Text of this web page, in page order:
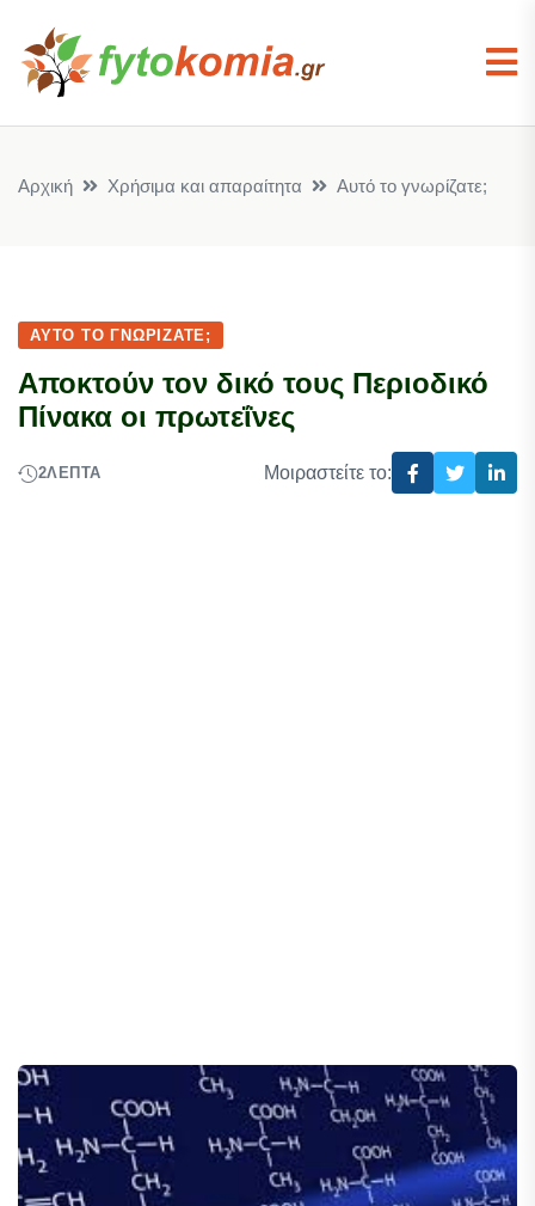
Αρχική Χρήσιμα και απαραίτητα Αυτό το γνωρίζατε;
ΑΥΤΌ ΤΟ ΓΝΩΡΊΖΑΤΕ;
Aποκτούν τον δικό τους Περιοδικό
Πίνακα oι πρωτεΐνες
2ΛΕΠΤΆ Μοιραστείτε το: